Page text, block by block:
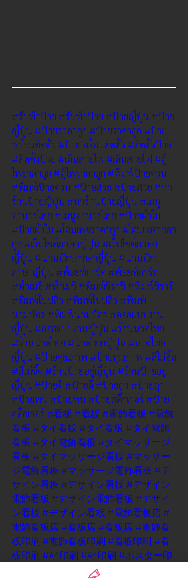
#รับทำป้าย #รับทำป้าย #ป้ายญี่ปุ่น #ป้าย
ญี่ปุ่น #ป้ายราคาถูก #ป้ายราคาถูก #ป้าย
พร้อมติดตั้ง #ป้ายพร้อมติดตั้ง #ติดตั้งป้าย
#ติดตั้งป้าย #เดินสายไฟ #เดินสายไฟ #ตู้
ไฟราคาถูก #ตู้ไฟราคาถูก #พิมพ์ป้ายด่วน
#พิมพ์ป้ายด่วน #ป้ายสวย #ป้ายสวย #หา
ร้านป้ายญี่ปุ่น #หาร้านป้ายญี่ปุ่น #เมนู
อาหารไทย #เมนูอาหารไทย #ป้ายผ้าใบ
#ป้ายผ้าใบ #โฮมเพจราคาถูก #โฮมเพจราคา
ถูก #เว็ปไซต์ภาษาญี่ปุ่น #เว็ปไซต์ภาษา
ญี่ปุ่น #นามบัตรภาษาญี่ปุ่น #นามบัตร
ภาษาญี่ปุ่น #พ้อยท์การ์ด #พ้อยท์การ์ด
#ทำเมชิ #ทำเมชิ #พิมพ์ชิราชิ #พิมพ์ชิราชิ
#พิมพ์ใบปลิว #พิมพ์ใบปลิว #พิมพ์
นามบัตร #พิมพ์นามบัตร #ออกแบบงาน
ญี่ปุ่น #ออกแบบงานญี่ปุ่น #ร้านนวดไทย
#ร้านนวดไทย #นวดไทยญี่ปุ่น #นวดไทย
ญี่ปุ่น #ป้ายคุณภาพ #ป้ายคุณภาพ #สีไม่ซี๊ด
#สีไม่ซี๊ด #ร้านป้ายอยู่ญี่ปุ่น #ร้านป้ายอยู่
ญี่ปุ่น #ป้ายดี #ป้ายดี #ป้ายถูก #ป้ายถูก
#ป้ายทน #ป้ายทน #ป้ายสติ๊กเกอร์ #ป้าย
สติ๊กเกอร์ #看板 #看板 #電飾看板 #電飾
看板 #タイ看板 #タイ看板 #タイ電飾
看板 #タイ電飾看板 #タイマッサージ
看板 #タイマッサージ看板 #マッサー
ジ電飾看板 #マッサージ電飾看板 #デ
サイン看板 #デサイン看板 #デザイン
電飾看板 #デザイン電飾看板 #デザイ
ン看板 #デザイン看板 #電飾看板店 #
電飾看板店 #看板店 #看板店 #電飾看
板印刷 #電飾看板印刷 #看板印刷 #看
板印刷 #A4印刷 #A4印刷 #ポスター印
#シート印刷